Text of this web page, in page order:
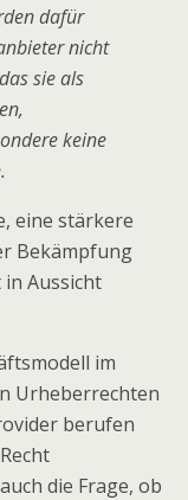
dafür
nicht
sie als
keine
eine stärkere
Bekämpfung
Aussicht
im
Urheberrechten
berufen
die Frage, ob